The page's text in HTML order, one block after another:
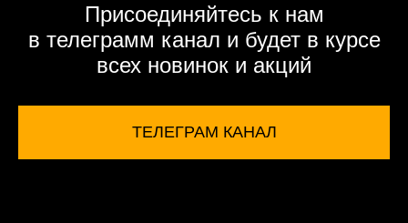
Присоединяйтесь к нам
в телеграмм канал и будет в курсе
всех новинок и акций
ТЕЛЕГРАМ КАНАЛ